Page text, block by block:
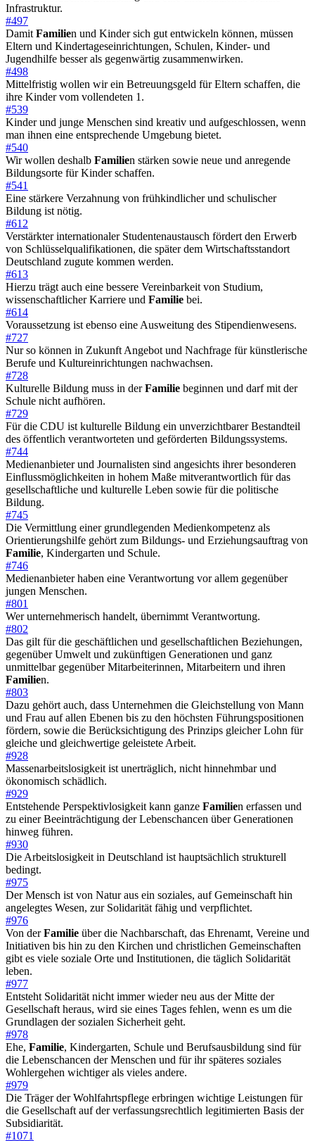
Infrastruktur.
#497
Damit Familien und Kinder sich gut entwickeln können, müssen
Eltern und Kindertageseinrichtungen, Schulen, Kinder- und
Jugendhilfe besser als gegenwärtig zusammenwirken.
#498
Mittelfristig wollen wir ein Betreuungsgeld für Eltern schaffen, die
ihre Kinder vom vollendeten 1.
#539
Kinder und junge Menschen sind kreativ und aufgeschlossen, wenn
man ihnen eine entsprechende Umgebung bietet.
#540
Wir wollen deshalb Familien stärken sowie neue und anregende
Bildungsorte für Kinder schaffen.
#541
Eine stärkere Verzahnung von frühkindlicher und schulischer
Bildung ist nötig.
#612
Verstärkter internationaler Studentenaustausch fördert den Erwerb
von Schlüsselqualifikationen, die später dem Wirtschaftsstandort
Deutschland zugute kommen werden.
#613
Hierzu trägt auch eine bessere Vereinbarkeit von Studium,
wissenschaftlicher Karriere und Familie bei.
#614
Voraussetzung ist ebenso eine Ausweitung des Stipendienwesens.
#727
Nur so können in Zukunft Angebot und Nachfrage für künstlerische
Berufe und Kultureinrichtungen nachwachsen.
#728
Kulturelle Bildung muss in derFamilie beginnen und darf mit der
Schule nicht aufhören.
#729
Für die CDU ist kulturelle Bildung ein unverzichtbarer Bestandteil
des öffentlich verantworteten und geförderten Bildungssystems.
#744
Medienanbieter und Journalisten sind angesichts ihrer besonderen
Einflussmöglichkeiten in hohem Maße mitverantwortlich für das
gesellschaftliche und kulturelle Leben sowie für die politische
Bildung.
#745
Die Vermittlung einer grundlegenden Medienkompetenz als
Orientierungshilfe gehört zum Bildungs- und Erziehungsauftrag von
Familie, Kindergarten und Schule.
#746
Medienanbieter haben eine Verantwortung vor allem gegenüber
jungen Menschen.
#801
Wer unternehmerisch handelt, übernimmt Verantwortung.
#802
Das gilt für die geschäftlichen und gesellschaftlichen Beziehungen,
gegenüber Umwelt und zukünftigen Generationen und ganz
unmittelbar gegenüber Mitarbeiterinnen, Mitarbeitern und ihren
Familien.
#803
Dazu gehört auch, dass Unternehmen die Gleichstellung von Mann
und Frau auf allen Ebenen bis zu den höchsten Führungspositionen
fördern, sowie die Berücksichtigung des Prinzips gleicher Lohn für
gleiche und gleichwertige geleistete Arbeit.
#928
Massenarbeitslosigkeit ist unerträglich, nicht hinnehmbar und
ökonomisch schädlich.
#929
Entstehende Perspektivlosigkeit kann ganze Familien erfassen und
zu einer Beeinträchtigung der Lebenschancen über Generationen
hinweg führen.
#930
Die Arbeitslosigkeit in Deutschland ist hauptsächlich strukturell
bedingt.
#975
Der Mensch ist von Natur aus ein soziales, auf Gemeinschaft hin
angelegtes Wesen, zur Solidarität fähig und verpflichtet.
#976
Von derFamilie über die Nachbarschaft, das Ehrenamt, Vereine und
Initiativen bis hin zu den Kirchen und christlichen Gemeinschaften
gibt es viele soziale Orte und Institutionen, die täglich Solidarität
leben.
#977
Entsteht Solidarität nicht immer wieder neu aus der Mitte der
Gesellschaft heraus, wird sie eines Tages fehlen, wenn es um die
Grundlagen der sozialen Sicherheit geht.
#978
Ehe, Familie, Kindergarten, Schule und Berufsausbildung sind für
die Lebenschancen der Menschen und für ihr späteres soziales
Wohlergehen wichtiger als vieles andere.
#979
Die Träger der Wohlfahrtspflege erbringen wichtige Leistungen für
die Gesellschaft auf der verfassungsrechtlich legitimierten Basis der
Subsidiarität.
#1071